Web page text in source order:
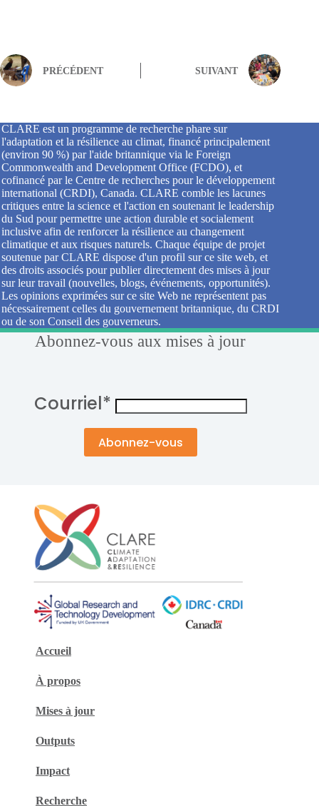
PRÉCÉDENT SUIVANT
CLARE est un programme de recherche phare sur
l'adaptation et la résilience au climat, financé principalement
(environ 90 %) par l'aide britannique via le Foreign
Commonwealth and Development Office (FCDO), et
cofinancé par le Centre de recherches pour le développement
international (CRDI), Canada. CLARE comble les lacunes
critiques entre la science et l'action en soutenant le leadership
du Sud pour permettre une action durable et socialement
inclusive afin de renforcer la résilience au changement
climatique et aux risques naturels. Chaque équipe de projet
soutenue par CLARE dispose d'un profil sur ce site web, et
des droits associés pour publier directement des mises à jour
sur leur travail (nouvelles, blogs, événements, opportunités).
Les opinions exprimées sur ce site Web ne représentent pas
nécessairement celles du gouvernement britannique, du CRDI
ou de son Conseil des gouverneurs.
Abonnez-vous aux mises à jour
Courriel*
Accueil
À propos
Mises à jour
Outputs
Impact
Recherche